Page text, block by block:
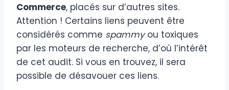
Commerce, placés sur d’autres sites.
Attention ! Certains liens peuvent être
considérés comme spammyou toxiques
par les moteurs de recherche, d’où l’intérêt
de cet audit. Si vous en trouvez, il sera
possible de désavouer ces liens.